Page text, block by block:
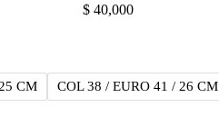
$ 40,000
CM COL 38 / EURO 41 / 26 CM